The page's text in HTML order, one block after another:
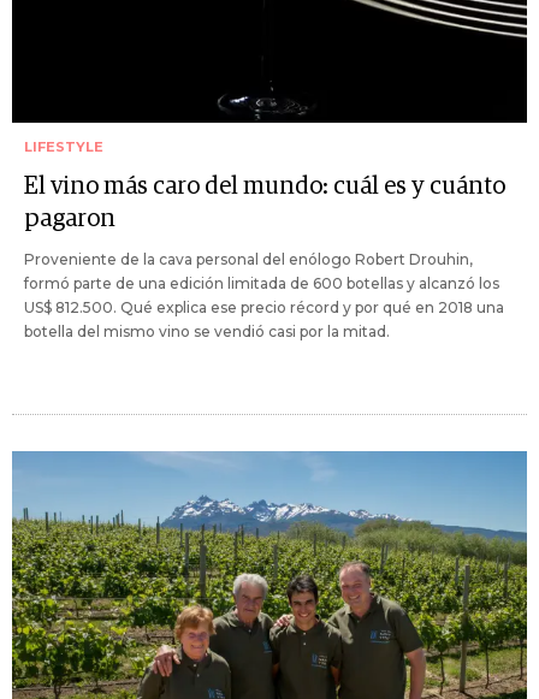
LIFESTYLE
El vino más caro del mundo: cuál es y cuánto
pagaron
Proveniente de la cava personal del enólogo Robert Drouhin,
formó parte de una edición limitada de 600 botellas y alcanzó los
US$ 812.500. Qué explica ese precio récord y por qué en 2018 una
botella del mismo vino se vendió casi por la mitad.